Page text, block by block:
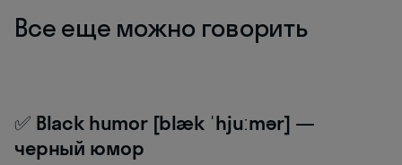
Все еще можно говорить
✅ Black humor [blæk ˈhjuːmər] —
черный юмор